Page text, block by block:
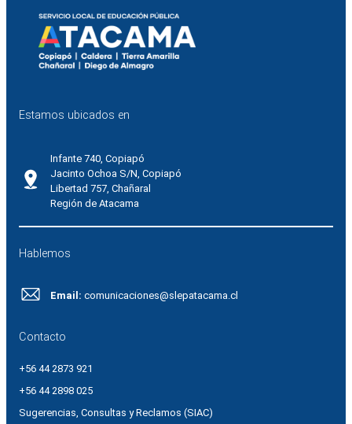
Estamos ubicados en
Infante 740, Copiapó
Jacinto Ochoa S/N, Copiapó
Libertad 757, Chañaral
Región de Atacama
Hablemos
Email: comunicaciones@slepatacama.cl
Contacto
+56 44 2873 921
+56 44 2898 025
Sugerencias, Consultas y Reclamos (SIAC)